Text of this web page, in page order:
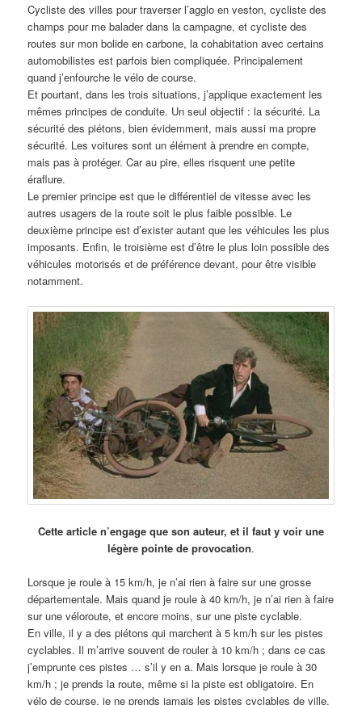
Cycliste des villes pour traverser l’agglo en veston, cycliste des
champs pour me balader dans la campagne, et cycliste des
routes sur mon bolide en carbone, la cohabitation avec certains
automobilistes est parfois bien compliquée. Principalement
quand j’enfourche le vélo de course.
Et pourtant, dans les trois situations, j’applique exactement les
mêmes principes de conduite. Un seul objectif : la sécurité. La
sécurité des piétons, bien évidemment, mais aussi ma propre
sécurité. Les voitures sont un élément à prendre en compte,
mais pas à protéger. Car au pire, elles risquent une petite
éraflure.
Le premier principe est que le différentiel de vitesse avec les
autres usagers de la route soit le plus faible possible. Le
deuxième principe est d’exister autant que les véhicules les plus
imposants. Enfin, le troisième est d’être le plus loin possible des
véhicules motorisés et de préférence devant, pour être visible
notamment.
Cette article n’engage que son auteur, et il faut y voir une
légère pointe de provocation.
Lorsque je roule à 15 km/h, je n’ai rien à faire sur une grosse
départementale. Mais quand je roule à 40 km/h, je n’ai rien à faire
sur une véloroute, et encore moins, sur une piste cyclable.
En ville, il y a des piétons qui marchent à 5 km/h sur les pistes
cyclables. Il m’arrive souvent de rouler à 10 km/h ; dans ce cas
j’emprunte ces pistes … s’il y en a. Mais lorsque je roule à 30
km/h ; je prends la route, même si la piste est obligatoire. En
vélo de course, je ne prends jamais les pistes cyclables de ville.